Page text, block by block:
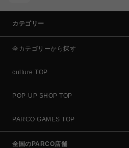
カテゴリー
全カテゴリーから探す
culture TOP
POP-UP SHOP TOP
PARCO GAMES TOP
全国のPARCO店舗